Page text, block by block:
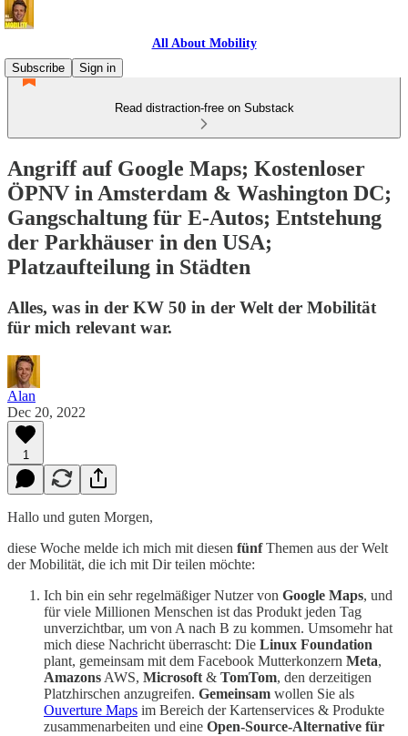
All About Mobility
Subscribe
Sign in
Read distraction-free on Substack
Angriff auf Google Maps; Kostenloser
ÖPNV in Amsterdam & Washington DC;
Gangschaltung für E-Autos; Entstehung
der Parkhäuser in den USA;
Platzaufteilung in Städten
Alles, was in der KW 50 in der Welt der Mobilität
für mich relevant war.
Alan
Dec 20, 2022
1
Hallo und guten Morgen,
diese Woche melde ich mich mit diesen fünfThemen aus der Welt
der Mobilität, die ich mit Dir teilen möchte:
Ich bin ein sehr regelmäßiger Nutzer von Google Maps, und
für viele Millionen Menschen ist das Produkt jeden Tag
unverzichtbar, um von A nach B zu kommen. Umsomehr hat
mich diese Nachricht überrascht: Die Linux Foundation
plant, gemeinsam mit dem Facebook Mutterkonzern Meta,
Amazons AWS, Microsoft & TomTom, den derzeitigen
Platzhirschen anzugreifen. Gemeinsam wollen Sie als
Ouverture Maps im Bereich der Kartenservices & Produkte
zusammenarbeiten und eine Open-Source-Alternative für